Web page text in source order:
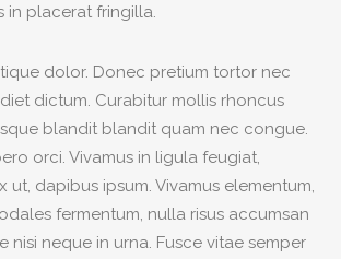
in placerat fringilla.
dolor. Donec pretium tortor nec
dictum. Curabitur mollis rhoncus
blandit blandit quam nec congue.
orci. Vivamus in ligula feugiat,
ut, dapibus ipsum. Vivamus elementum,
fermentum, nulla risus accumsan
nisi neque in urna. Fusce vitae semper